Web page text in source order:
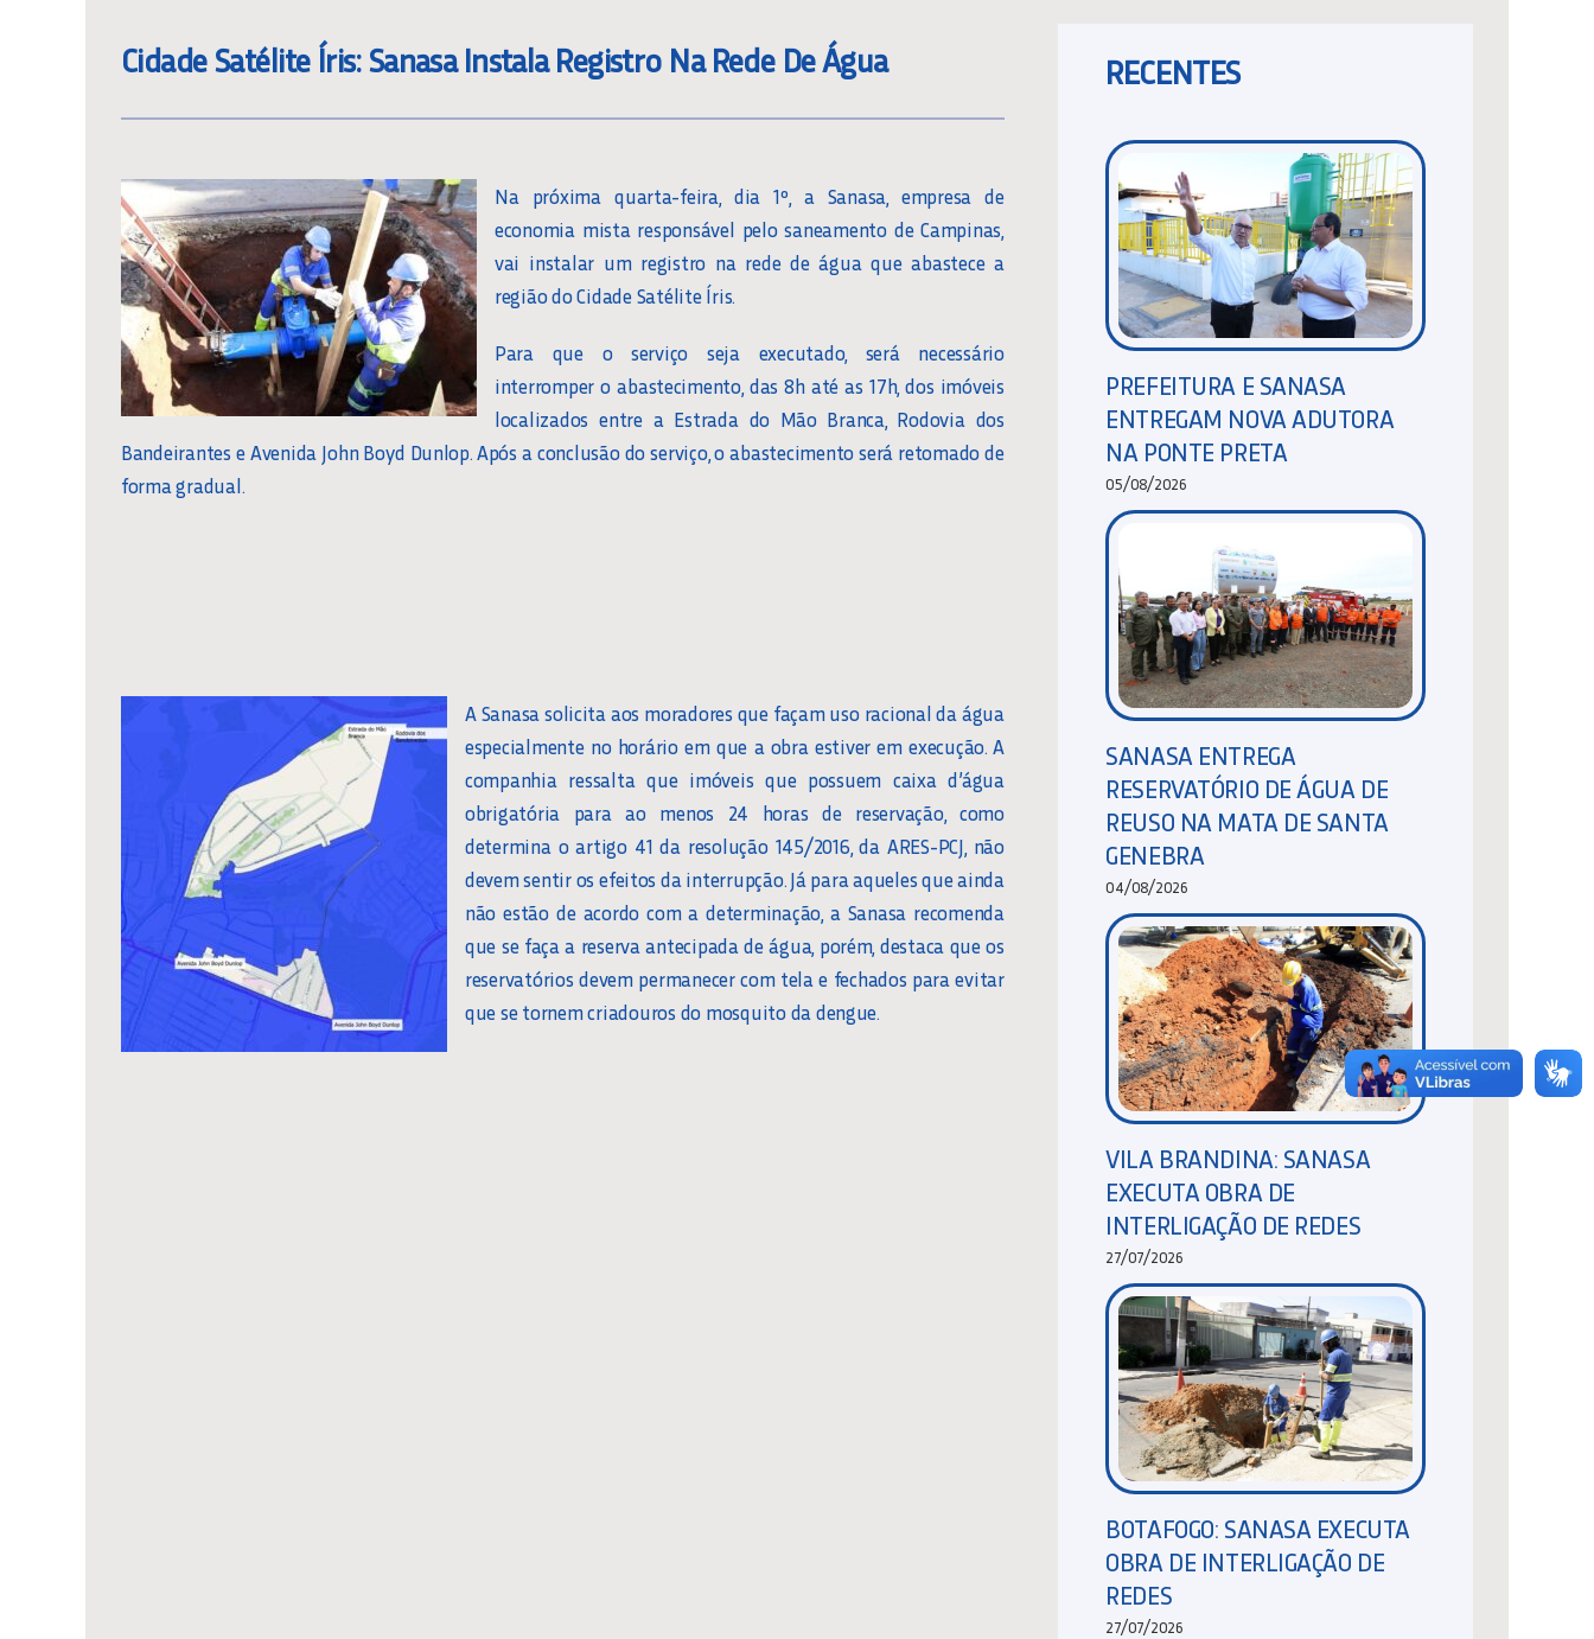
Cidade Satélite Íris: Sanasa Instala Registro Na Rede De Água
Na próxima quarta-feira, dia 1º, a Sanasa, empresa de
economia mista responsável pelo saneamento de Campinas,
vai instalar um registro na rede de água que abastece a
região do Cidade Satélite Íris.
Para que o serviço seja executado, será necessário
interromper o abastecimento, das 8h até as 17h, dos imóveis
localizados entre a Estrada do Mão Branca, Rodovia dos
Bandeirantes e Avenida John Boyd Dunlop. Após a conclusão do serviço, o abastecimento será retomado de
forma gradual.
A Sanasa solicita aos moradores que façam uso racional da água
especialmente no horário em que a obra estiver em execução. A
companhia ressalta que imóveis que possuem caixa d’água
obrigatória para ao menos 24 horas de reservação, como
determina o artigo 41 da resolução 145/2016, da ARES-PCJ, não
devem sentir os efeitos da interrupção. Já para aqueles que ainda
não estão de acordo com a determinação, a Sanasa recomenda
que se faça a reserva antecipada de água, porém, destaca que os
reservatórios devem permanecer com tela e fechados para evitar
que se tornem criadouros do mosquito da dengue.
RECENTES
PREFEITURA E SANASA
ENTREGAM NOVA ADUTORA
NA PONTE PRETA
05/08/2026
SANASA ENTREGA
RESERVATÓRIO DE ÁGUA DE
REUSO NA MATA DE SANTA
GENEBRA
04/08/2026
VILA BRANDINA: SANASA
EXECUTA OBRA DE
INTERLIGAÇÃO DE REDES
27/07/2026
BOTAFOGO: SANASA EXECUTA
OBRA DE INTERLIGAÇÃO DE
REDES
27/07/2026